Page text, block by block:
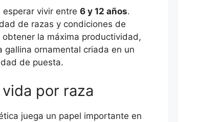
vivir entre 6 y 12 años.
de razas y condiciones de
la máxima productividad,
ornamental criada en un
de puesta.
por raza
juega un papel importante en